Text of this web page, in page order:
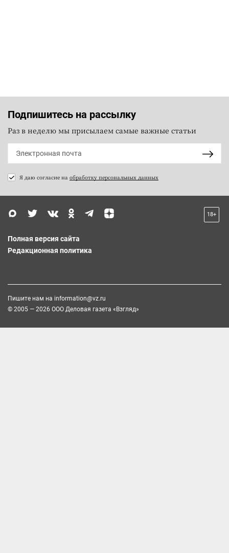
Подпишитесь на рассылку
Раз в неделю мы присылаем самые важные статьи
Я даю согласие на обработку персональных данных
18+
Полная версия сайта
Редакционная политика
Пишите нам на information@vz.ru
© 2005 — 2026 ООО Деловая газета «Взгляд»